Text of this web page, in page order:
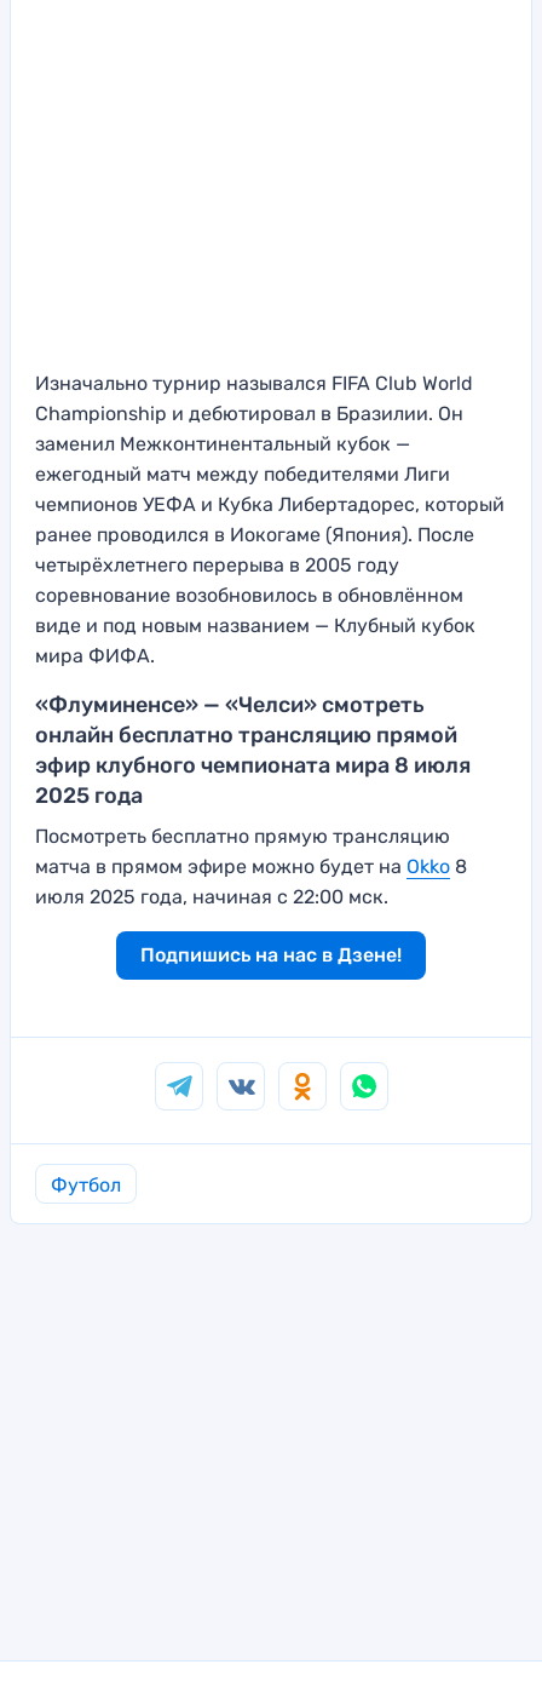
Изначально турнир назывался FIFA Club World
Championship и дебютировал в Бразилии. Он
заменил Межконтинентальный кубок —
ежегодный матч между победителями Лиги
чемпионов УЕФА и Кубка Либертадорес, который
ранее проводился в Иокогаме (Япония). После
четырёхлетнего перерыва в 2005 году
соревнование возобновилось в обновлённом
виде и под новым названием — Клубный кубок
мира ФИФА.
«Флуминенсе» — «Челси» смотреть
онлайн бесплатно трансляцию прямой
эфир клубного чемпионата мира 8 июля
2025 года
Посмотреть бесплатно прямую трансляцию
матча в прямом эфире можно будет на Okko 8
июля 2025 года, начиная с 22:00 мск.
Подпишись на нас в Дзене!
Футбол